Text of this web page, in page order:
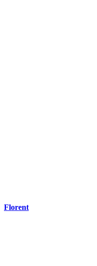
Florent